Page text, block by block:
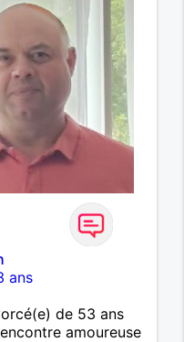
ans
de 53 ans
amoureuse